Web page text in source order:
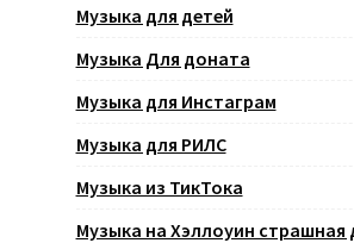
Музыка для детей
Музыка Для доната
Музыка для Инстаграм
Музыка для РИЛС
Музыка из ТикТока
Музыка на Хэллоуин страшная